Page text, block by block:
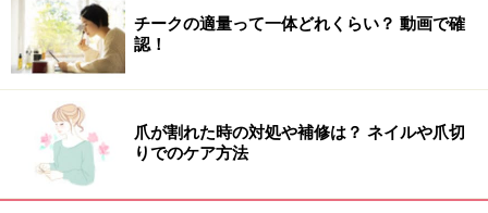
みるみる若顔になることでTVや雑誌で話題の顔ヨガが更
にパワーアップし、女性が最も気になる“たるみ"に集中
的に働きかけ、誰もが願う小顔に近づく最新ポーズを紹
介します。
間々田佳子の顔ヨガで即たるみ上げ&小顔
チークの適量って一体どれくらい？ 動画で確
認！
爪が割れた時の対処や補修は？ ネイルや爪切
りでのケア方法